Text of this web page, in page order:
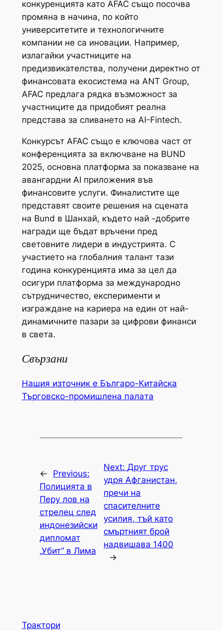
конкуренцията като AFAC също посочва
промяна в начина, по който
университетите и технологичните
компании не са иновации. Например,
излагайки участниците на
предизвикателства, получени директно от
финансовата екосистема на ANT Group,
AFAC предлага рядка възможност за
участниците да придобият реална
представа за сливането на AI-Fintech.
Конкурсът AFAC също е ключова част от
конференцията за включване на BUND
2025, основна платформа за показване на
авангардни AI приложения във
финансовите услуги. Финалистите ще
представят своите решения на сцената
на Bund в Шанхай, където най -добрите
награди ще бъдат връчени пред
световните лидери в индустрията. С
участието на глобалния талант тази
година конкуренцията има за цел да
осигури платформа за международно
сътрудничество, експерименти и
изграждане на кариера на един от най-
динамичните пазари за цифрови финанси
в света.
Свързани
Нашия източник е Българо-Китайска
Търговско-промишлена палaта
←
Previous:
Полицията в
Перу лов на
стрелец след
индонезийски
дипломат
„Убит“ в Лима
Next:Друг трус
удря Афганистан,
пречи на
спасителните
усилия, тъй като
смъртният брой
надвишава 1400
→
Трактори